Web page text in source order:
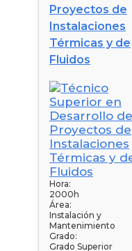
Proyectos de
Instalaciones
Térmicas y de
Fluidos
Hora:
2000h
Área:
Instalación y
Mantenimiento
Grado:
Grado Superior